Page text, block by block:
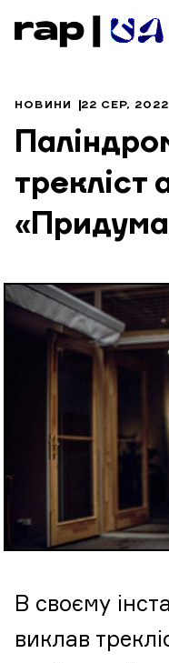
НОВИНИ 22 СЕР, 2022
трекліст
В своєму
виклав